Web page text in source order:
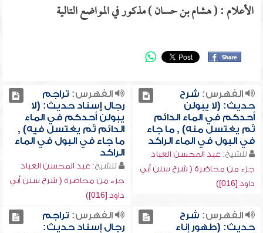
الأعلام : ( هشام بن حسان ) مذكور في المواضع التالية
الفهرس: شرح
حديث: (لا يبولن
أحدكم في الماء الدائم
ثم يغتسل منه) , ما جاء
في البول في الماء الراكد
للشيخ: عبد المحسن العباد
جزء من محاضرة ( شرح سنن أبي
داود [016])
الفهرس: تراجم
رجال إسناد حديث: (لا
يبولن أحدكم في الماء
الدائم ثم يغتسل فيه) ,
ما جاء في البول في الماء
الراكد
للشيخ: عبد المحسن العباد
جزء من محاضرة ( شرح سنن أبي
داود [016])
الفهرس: شرح
حديث: (طهور إناء
الفهرس: تراجم
رجال إسناد حديث: